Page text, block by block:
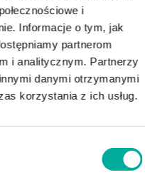
i
Informacje o tym, jak
partnerom
i analitycznym. Partnerzy
danymi otrzymanymi
korzystania z ich usług.